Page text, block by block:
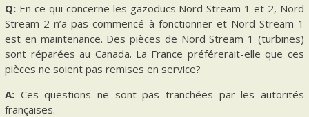
Q: En ce qui concerne les gazoducs Nord Stream 1 et 2, Nord
Stream 2 n’a pas commencé à fonctionner et Nord Stream 1
est en maintenance. Des pièces de Nord Stream 1 (turbines)
sont réparées au Canada. La France préférerait-elle que ces
pièces ne soient pas remises en service?
A: Ces questions ne sont pas tranchées par les autorités
françaises.